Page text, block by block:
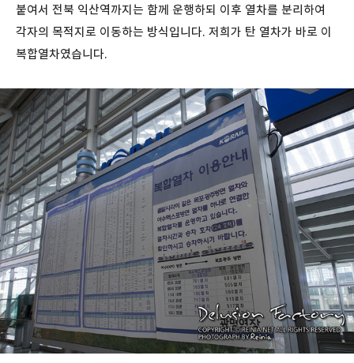
붙여서 전북 익산역까지는 함께 운행하되 이후 열차를 분리하여
각자의 목적지로 이동하는 방식입니다. 저희가 탄 열차가 바로 이
복합열차였습니다.